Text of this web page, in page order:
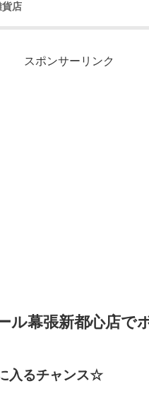
貨店
スポンサーリンク
ル幕張新都心店で
入るチャンス☆